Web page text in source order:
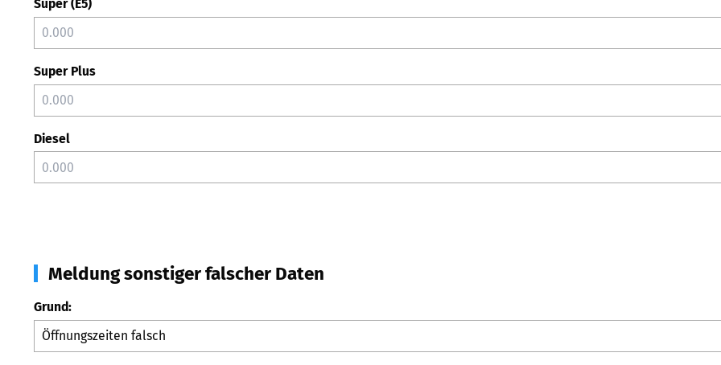
Super (E5)
Super Plus
Diesel
Meldung sonstiger falscher Daten
Grund: